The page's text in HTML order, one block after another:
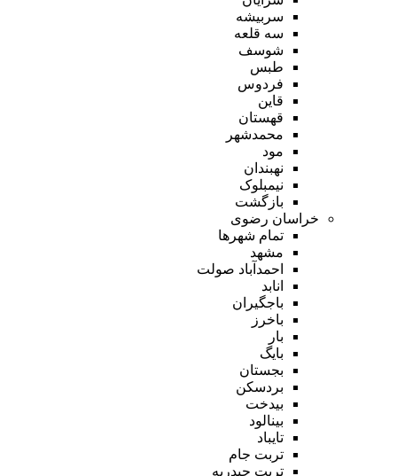
سربیشه
سه قلعه
شوسف
طبس
فردوس
قاین
قهستان
محمدشهر
مود
نهبندان
نیمبلوک
بازگشت
خراسان رضوی
تمام شهر‌ها
مشهد
احمدآباد صولت
انابد
باجگیران
باخرز
بار
بایگ
بجستان
بردسکن
بیدخت
بینالود
تایباد
تربت جام
تربت حیدریه